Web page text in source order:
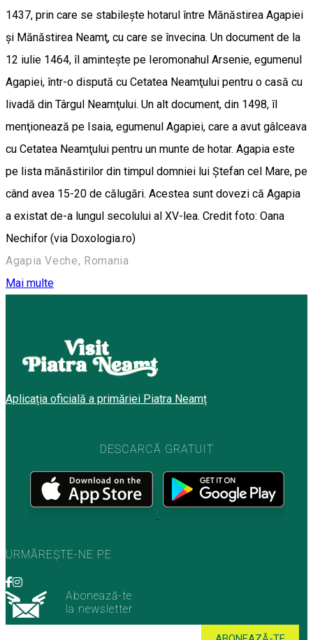
1437, prin care se stabileşte hotarul între Mănăstirea Agapiei
şi Mănăstirea Neamţ, cu care se învecina. Un document de la
12 iulie 1464, îl aminteşte pe Ieromonahul Arsenie, egumenul
Agapiei, într-o dispută cu Cetatea Neamţului pentru o casă cu
livadă din Târgul Neamţului. Un alt document, din 1498, îl
menţionează pe Isaia, egumenul Agapiei, care a avut gâlceava
cu Cetatea Neamţului pentru un munte de hotar. Agapia este
pe lista mănăstirilor din timpul domniei lui Ştefan cel Mare, pe
când avea 15-20 de călugări. Acestea sunt dovezi că Agapia
a existat de-a lungul secolului al XV-lea. Credit foto: Oana
Nechifor (via Doxologia.ro)
Agapia Veche, Romania
Mai multe
Aplicația oficială a primăriei Piatra Neamț
DESCARCĂ GRATUIT
URMĂREȘTE-NE PE
Abonează-te
la newsletter